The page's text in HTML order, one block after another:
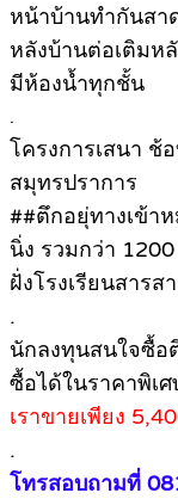
หน้าบ้านทำกันสา
หลังบ้านต่อเติมห
มีห้องน้ำทุกชั้น
.
โครงการเสนา ช้
สมุทรปราการ
##ตึกอยุ่ทางเข้า
นิ่ง รวมกว่า
ฝั่งโรงเรียนสาร
.
นักลงทุนสนใจซื้อ
ซื้อได้ในราคาพิเ
เราขายเพียง
.
โทรสอบถามที่